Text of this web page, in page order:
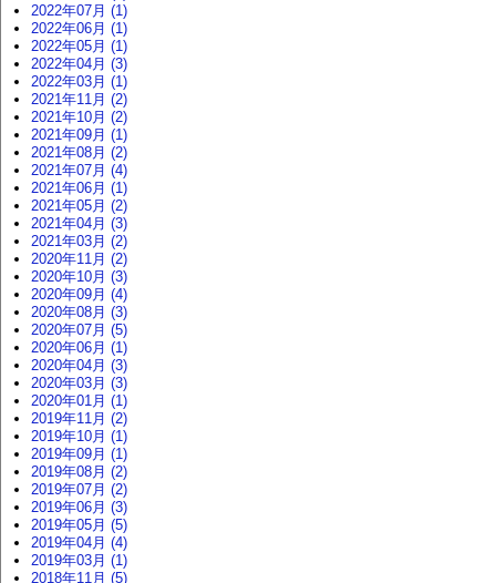
2022年07月 (1)
2022年06月 (1)
2022年05月 (1)
2022年04月 (3)
2022年03月 (1)
2021年11月 (2)
2021年10月 (2)
2021年09月 (1)
2021年08月 (2)
2021年07月 (4)
2021年06月 (1)
2021年05月 (2)
2021年04月 (3)
2021年03月 (2)
2020年11月 (2)
2020年10月 (3)
2020年09月 (4)
2020年08月 (3)
2020年07月 (5)
2020年06月 (1)
2020年04月 (3)
2020年03月 (3)
2020年01月 (1)
2019年11月 (2)
2019年10月 (1)
2019年09月 (1)
2019年08月 (2)
2019年07月 (2)
2019年06月 (3)
2019年05月 (5)
2019年04月 (4)
2019年03月 (1)
2018年11月 (5)